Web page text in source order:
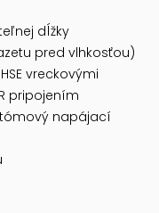
dĺžky
pred vlhkosťou)
vreckovými
pripojením
napájací